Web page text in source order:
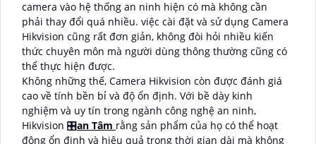
camera vào hệ thống an ninh hiện có mà không cần
phải thay đổi quá nhiều. việc cài đặt và sử dụng Camera
Hikvision cũng rất đơn giản, không đòi hỏi nhiều kiến
thức chuyên môn mà người dùng thông thường cũng có
thể thực hiện được.
Không những thế, Camera Hikvision còn được đánh giá
cao về tính bền bỉ và độ ổn định. Với bề dày kinh
nghiệm và uy tín trong ngành công nghệ an ninh,
Hikvision 🎛an Tâm rằng sản phẩm của họ có thể hoạt
động ổn định và hiệu quả trong thời gian dài mà không